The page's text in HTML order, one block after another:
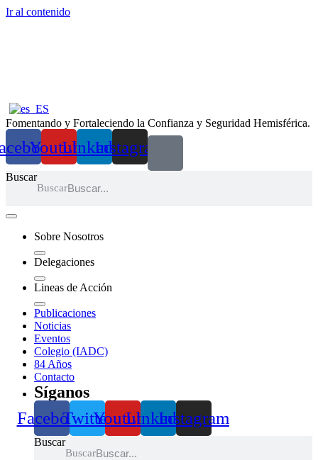
Ir al contenido
Fomentando y Fortaleciendo la Confianza y Seguridad Hemisférica.
YoutubeLinkedin
Instagram
Buscar
Buscar
Sobre Nosotros
Delegaciones
Lineas de Acción
Publicaciones
Noticias
Eventos
Colegio (IADC)
84 Años
Contacto
Síganos
FacebookTwitterYoutubeLinkedinInstagram
Buscar
Buscar